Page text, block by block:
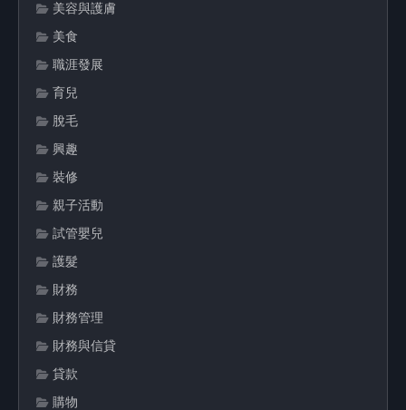
美容與護膚
美食
職涯發展
育兒
脫毛
興趣
裝修
親子活動
試管嬰兒
護髮
財務
財務管理
財務與信貸
貸款
購物